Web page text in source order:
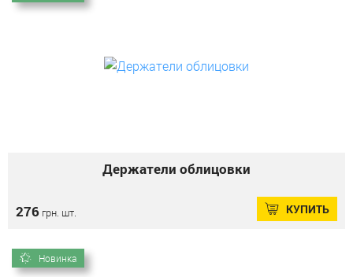
Держатели облицовки
276 грн. шт. КУПИТЬ
Новинка